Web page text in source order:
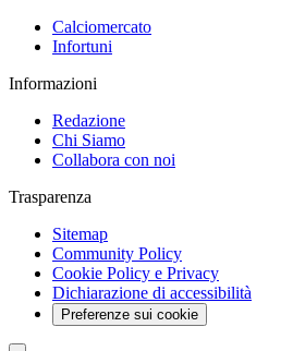
Calciomercato
Infortuni
Informazioni
Redazione
Chi Siamo
Collabora con noi
Trasparenza
Sitemap
Community Policy
Cookie Policy e Privacy
Dichiarazione di accessibilità
Preferenze sui cookie